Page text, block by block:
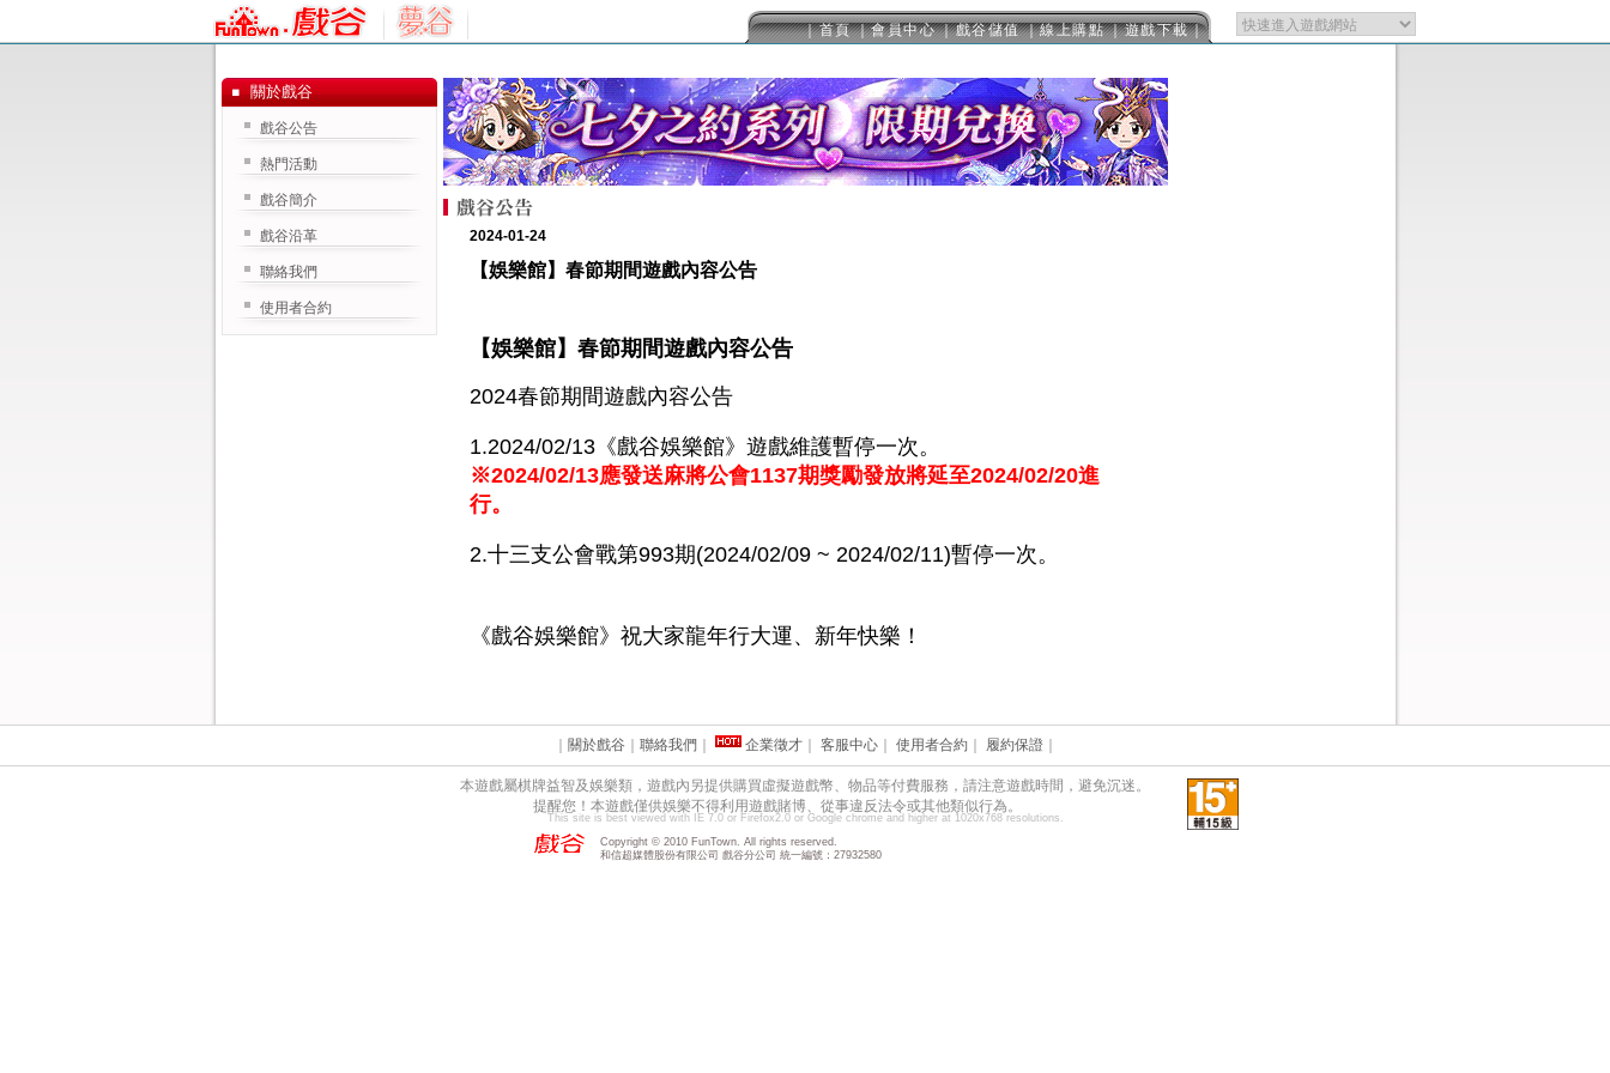
｜首頁 ｜會員中心 ｜戲谷儲值 ｜線上購點 ｜遊戲下載｜
2024-01-24
【娛樂館】春節期間遊戲內容公告
【娛樂館】春節期間遊戲內容公告
2024春節期間遊戲內容公告
1.2024/02/13《戲谷娛樂館》遊戲維護暫停一次。
※2024/02/13應發送麻將公會1137期獎勵發放將延至2024/02/20進
行。
2.十三支公會戰第993期(2024/02/09 ~ 2024/02/11)暫停一次。
《戲谷娛樂館》祝大家龍年行大運、新年快樂！
關於戲谷
戲谷公告
熱門活動
戲谷簡介
戲谷沿革
聯絡我們
使用者合約
關於戲谷 聯絡我們 企業徵才｜ 客服中心｜ 使用者合約｜ 履約保證｜
本遊戲屬棋牌益智及娛樂類，遊戲內另提供購買虛擬遊戲幣、物品等付費服務，請注意遊戲時間，避免沉迷。
提醒您！本遊戲僅供娛樂不得利用遊戲賭博、從事違反法令或其他類似行為。
This site is best viewed with IE 7.0 or Firefox2.0 or Google chrome and higher at 1020x768 resolutions.
Copyright © 2010 FunTown. All rights reserved.
和信超媒體股份有限公司 戲谷分公司 統一編號：27932580